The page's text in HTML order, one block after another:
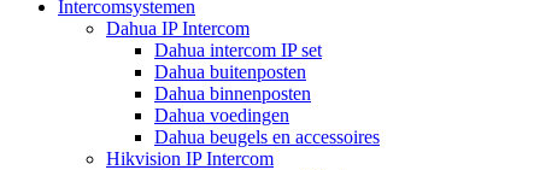
Intercomsystemen
Dahua IP Intercom
Dahua intercom IP set
Dahua buitenposten
Dahua binnenposten
Dahua voedingen
Dahua beugels en accessoires
Hikvision IP Intercom